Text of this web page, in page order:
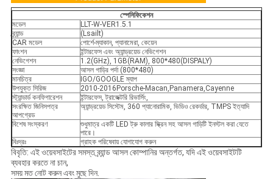
স্পেসিফিকেশন
মডেল
LLT-W-VER1.5.1
ব্র্যান্ড
(Lsailt)
CAR মডেল
পোর্শে-ম্যাকান, প্যানামেরা, কেয়েন
ফাংশন
ইন্টারফেস এবং অ্যান্ড্রয়েড নেভিগেশন
নেভিগেশন
1.2(GHz), 1GB(RAM), 800*480(DISPALY)
সংজ্ঞা
আসল গাড়ির পর্দা (800*480)
মানচিত্র
IGO/GOOGLE ম্যাপ
উপযুক্ত সিরিজ
2010-2016Porsche-Macan,Panamera,Cayenne
স্ট্যান্ডার্ড কনফিগারেশন
ইন্টারফেস, ট্রাজেক্টরি রিভার্সিং,
সংরক্ষিত জিনিসপত্র
আপগ্রেড
অ্যান্ড্রয়েড সিস্টেম, 360 প্যানোরামিক, ভিডিও রেকর্ডার, TMPS ইত্যাদি
বিশেষ সংস্করণ
শুধুমাত্র একটি LED ট্রু কালার স্ক্রিন সহ আসল গাড়িটি ইনস্টল করা যেতে
পারে।
বিঃদ্রঃ
গ্রাহক পরিষেবায় যোগাযোগ করুন
বিবৃতি: এই ওয়েবসাইটের সমস্ত ব্র্যান্ড আসল কোম্পানির অন্তর্গত, যদি এই ওয়েবসাইটটি
ব্যবহার করতে না চান,
সময় মত নোট করুন এবং মুছে দিন.